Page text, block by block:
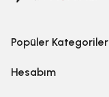
Popüler Kategoriler
Hesabım